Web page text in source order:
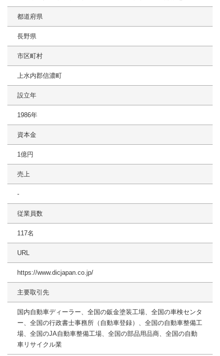
都道府県
長野県
市区町村
上水内郡信濃町
設立年
1986年
資本金
1億円
売上
-
従業員数
117名
URL
https://www.dicjapan.co.jp/
主要取引先
国内自動車ディーラー、全国の鈑金塗装工場、全国の車検センタ
ー、全国の行政書士事務所（自動車登録）、全国の自動車整備工
場、全国のJA自動車整備工場、全国の部品用品商、全国の自動
車リサイクル業